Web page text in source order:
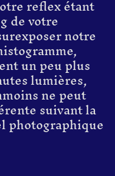
reflexétant
de votre
notre
un peu plus
lumières,
ne peut
suivant la
photographique